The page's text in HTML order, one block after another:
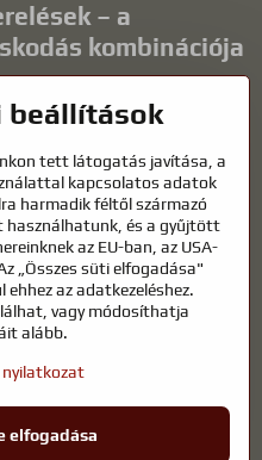
– a
kombinációja
a kikapcsolódáshoz és a vízi
vízhez és az egészséges
az életünk részét képező
megfelelő
van szükségük
elégedettek legyenek. Legyen
felszereléséről, a cél
egyensúlyát, biztonságát és
beállítások
tett látogatás javítása, a
kapcsolatos adatok
harmadik féltől származó
használhatunk, és a gyűjtött
az EU-ban, az USA-
„Összes süti elfogadása"
az adatkezeléshez.
vagy módosíthatja
alább.
elfogadása